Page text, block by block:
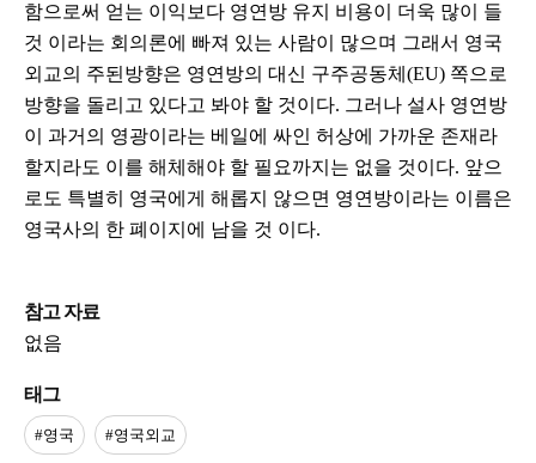
함으로써 얻는 이익보다 영연방 유지 비용이 더욱 많이 들
것 이라는 회의론에 빠져 있는 사람이 많으며 그래서 영국
외교의 주된방향은 영연방의 대신 구주공동체(EU) 쪽으로
방향을 돌리고 있다고 봐야 할 것이다. 그러나 설사 영연방
이 과거의 영광이라는 베일에 싸인 허상에 가까운 존재라
할지라도 이를 해체해야 할 필요까지는 없을 것이다. 앞으
로도 특별히 영국에게 해롭지 않으면 영연방이라는 이름은
영국사의 한 폐이지에 남을 것 이다.
참고 자료
없음
태그
#영국 #영국외교